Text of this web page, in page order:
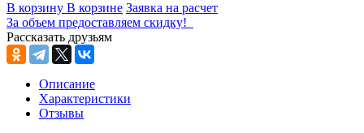
В корзину В корзине Заявка на расчет
За объем предоставляем скидку!
Рассказать друзьям
Описание
Характеристики
Отзывы